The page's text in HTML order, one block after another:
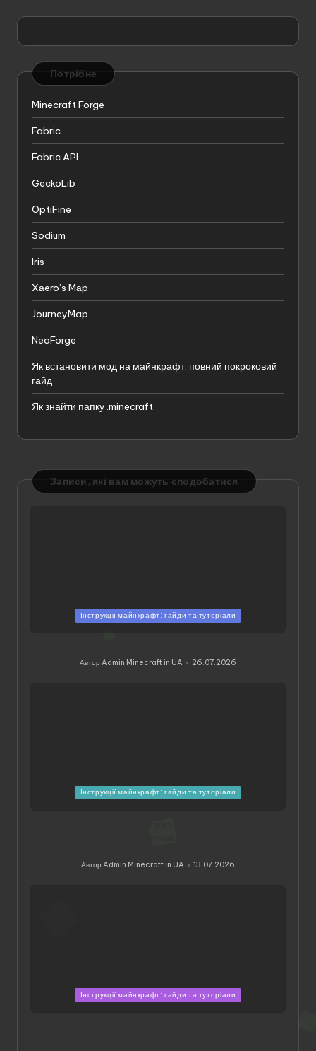
Потрібне
Minecraft Forge
Fabric
Fabric API
GeckoLib
OptiFine
Sodium
Iris
Xаero’s Mаp
JourneyMap
NeoForge
Як встановити мод на майнкрафт: повний покроковий
гайд
Як знайти папку .minecraft
Записи, які вам можуть сподобатися
ОпублікованоІнструкції майнкрафт: гайди та туторіали
Опубліковано
АвторAdmin Minecraft in UA 26.07.2026
ОпублікованоІнструкції майнкрафт: гайди та туторіали
Опубліковано
АвторAdmin Minecraft in UA 13.07.2026
ОпублікованоІнструкції майнкрафт: гайди та туторіали